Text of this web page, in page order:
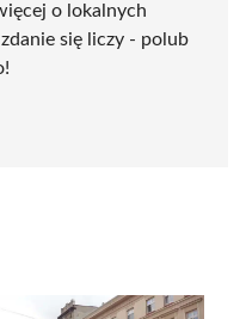
o lokalnych
się liczy - polub